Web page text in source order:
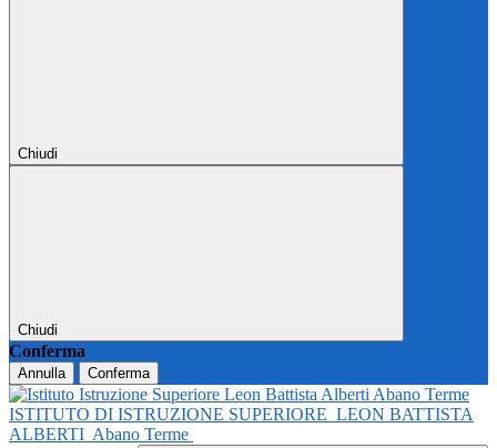
Chiudi
Chiudi
Conferma
Annulla Conferma
ISTITUTO DI ISTRUZIONE SUPERIORE LEON BATTISTA
ALBERTI Abano Terme